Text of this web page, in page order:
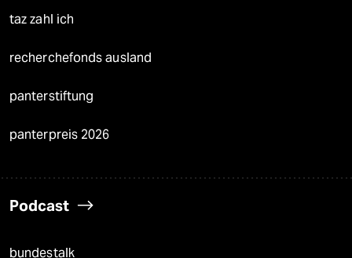
taz zahl ich
recherchefonds ausland
panterstiftung
panterpreis 2026
Podcast
bundestalk